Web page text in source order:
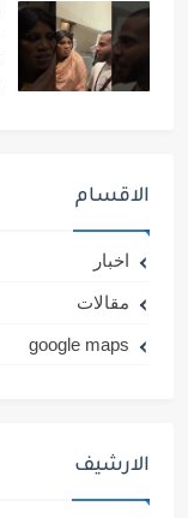
الاقسام
اخبار
مقالات
google maps
الارشيف